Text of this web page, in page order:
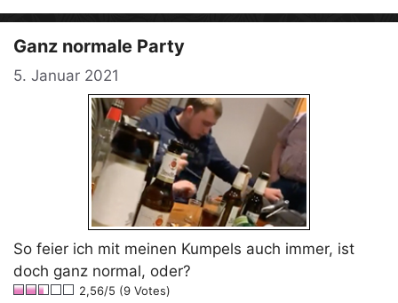
Ganz normale Party
5. Januar 2021
So feier ich mit meinen Kumpels auch immer, ist
doch ganz normal, oder?
2,56/5 (9 Votes)